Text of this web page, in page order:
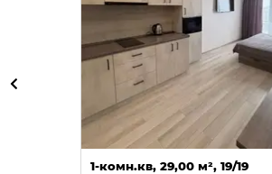
1-комн.кв, 29,00 м², 19/19